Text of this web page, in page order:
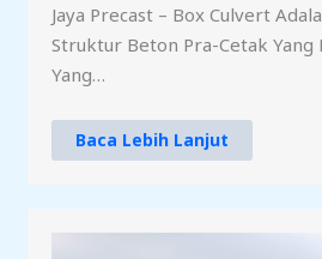
Jaya Precast – Box Culvert
Struktur Beton Pra-Cetak
Yang…
Baca Lebih Lanjut